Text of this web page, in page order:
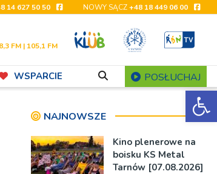
14 627 50 50 NOWY SĄCZ+48 18 449 06 00
FM | 105,1 FM
WSPARCIE POSŁUCHAJ
NAJNOWSZE
Kino plenerowe na
boisku KS Metal
Tarnów [07.08.2026]